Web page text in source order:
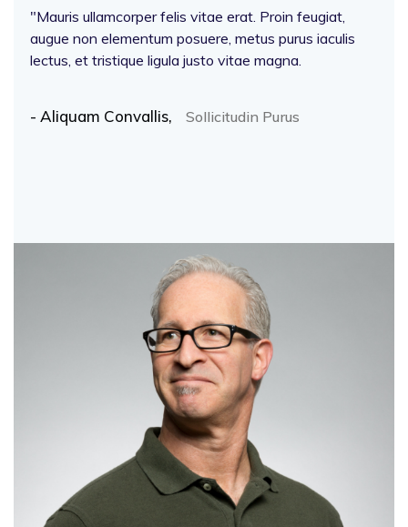
"Mauris ullamcorper felis vitae erat. Proin feugiat,
augue non elementum posuere, metus purus iaculis
lectus, et tristique ligula justo vitae magna.
- Aliquam Convallis, Sollicitudin Purus